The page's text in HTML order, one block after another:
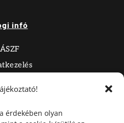
érdekében olyan
infó
ÁSZF